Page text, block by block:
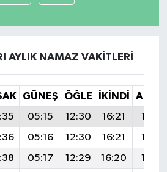
AYLIK NAMAZ VAKITLERI
GÜNEŞ ÖĞLE İKINDI
05:15 12:30 16:21
19:35
05:16 12:30 16:21
19:33
05:17 12:29 16:20
19:32